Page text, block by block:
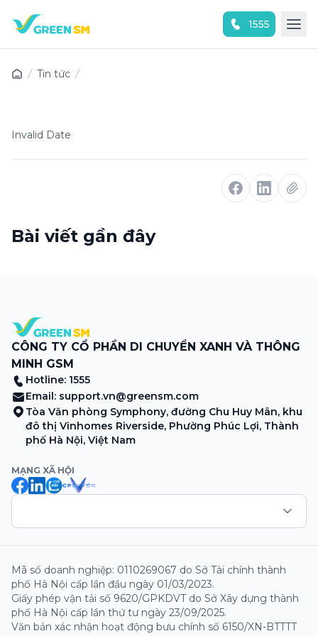
1555
Tin tức
Invalid Date
Bài viết gần đây
CÔNG TY CỔ PHẦN DI CHUYỂN XANH VÀ THÔNG
MINH GSM
Hotline: 1555
Email: support.vn@greensm.com
Tòa Văn phòng Symphony, đường Chu Huy Mân, khu
đô thị Vinhomes Riverside, Phường Phúc Lợi, Thành
phố Hà Nội, Việt Nam
MẠNG XÃ HỘI
Mã số doanh nghiệp: 0110269067 do Sở Tài chính thành
phố Hà Nội cấp lần đầu ngày 01/03/2023.
Giấy phép vận tải số 9620/GPKDVT do Sở Xây dựng thành
phố Hà Nội cấp lần thứ tư ngày 23/09/2025.
Văn bản xác nhận hoạt động bưu chính số 6150/XN-BTTTT